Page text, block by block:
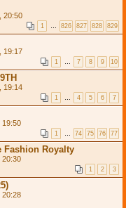
20:50
1 … 826 827 828 829
19:17
1 … 7 8 9 10
19:14
1 … 4 5 6 7
19:50
1 … 74 75 76 77
Royalty
20:30
1 2 3
20:28